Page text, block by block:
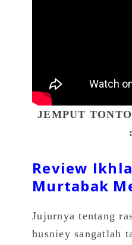
JEMPUT
Review
Murtabak
Jujurnya tentang
husniey sangatlah